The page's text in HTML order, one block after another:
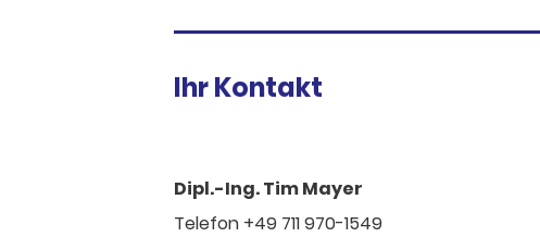
Ihr Kontakt
Dipl.-Ing. Tim Mayer
Telefon +49 711 970-1549